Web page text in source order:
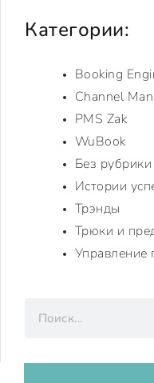
Категории:
Booking
Channel
PMS Zak
WuBook
Без рубрики
Истории
Трэнды
Трюки и
Управление